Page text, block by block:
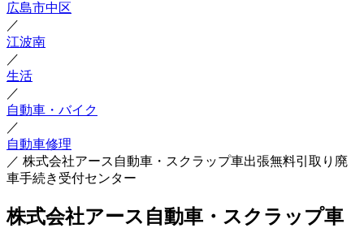
広島市中区
／
江波南
／
生活
／
自動車・バイク
／
自動車修理
／ 株式会社アース自動車・スクラップ車出張無料引取り廃
車手続き受付センター
株式会社アース自動車・スクラップ車